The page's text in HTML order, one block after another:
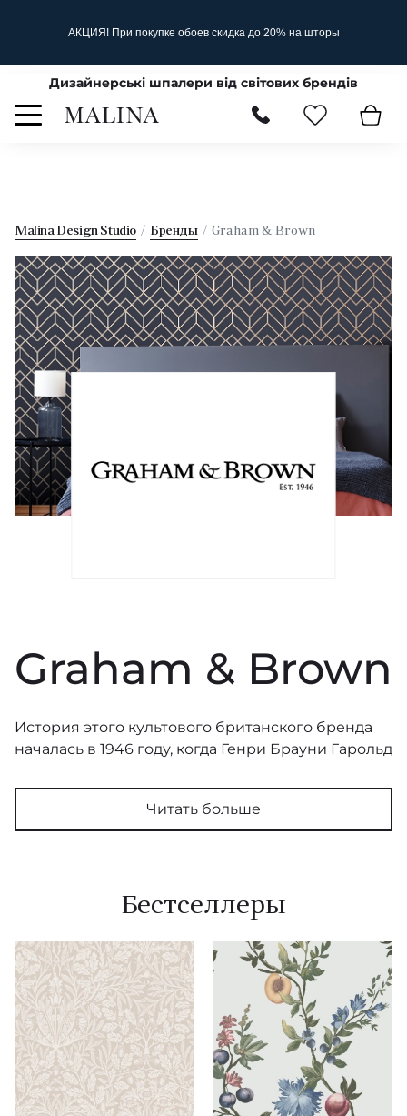
АКЦИЯ! При покупке обоев скидка до 20% на шторы
Дизайнерські шпалери від світових брендів
Malina Design Studio Бренды Graham & Brown
Graham & Brown
История этого культового британского бренда
началась в 1946 году, когда Генри Брауни Гарольд
материалов. Послевоенный спрос на обои
привел к тому, что в 1970-х годах небольшой
бизнес превратился в полноценного
чем в 50 странах.
Читать больше
Бестселлеры